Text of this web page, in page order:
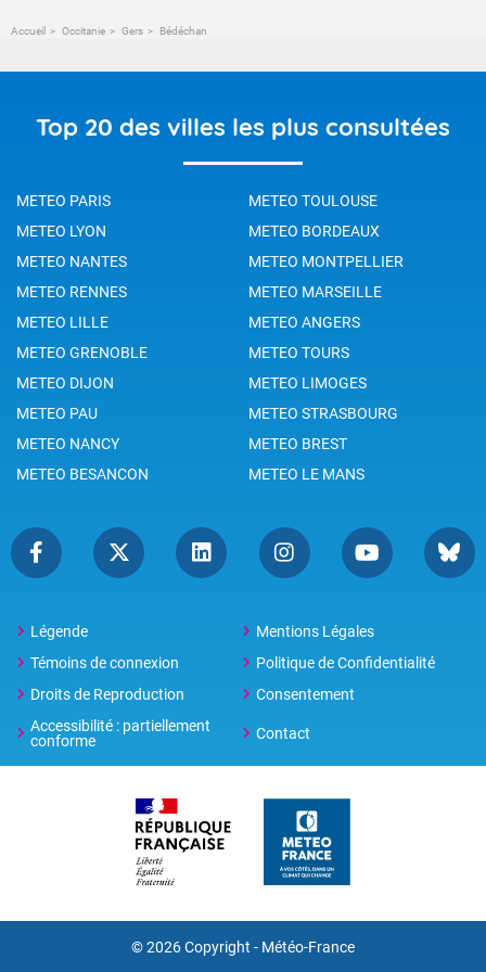
Accueil Occitanie Gers Bédéchan
Top 20 des villes les plus consultées
METEO PARIS
METEO TOULOUSE
METEO LYON
METEO BORDEAUX
METEO NANTES
METEO MONTPELLIER
METEO RENNES
METEO MARSEILLE
METEO LILLE
METEO ANGERS
METEO GRENOBLE
METEO TOURS
METEO DIJON
METEO LIMOGES
METEO PAU
METEO STRASBOURG
METEO NANCY
METEO BREST
METEO BESANCON
METEO LE MANS
Légende
Mentions Légales
Témoins de connexion
Politique de Confidentialité
Droits de Reproduction
Consentement
Accessibilité : partiellement
conforme
Contact
© 2026 Copyright - Météo-France